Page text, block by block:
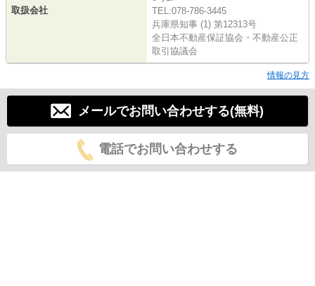
取扱会社
TEL:078-786-3445
兵庫県知事 (1) 第12313号
全日本不動産保証協会・不動産公正
取引協議会
情報の見方
メールでお問い合わせする(無料)
電話でお問い合わせする